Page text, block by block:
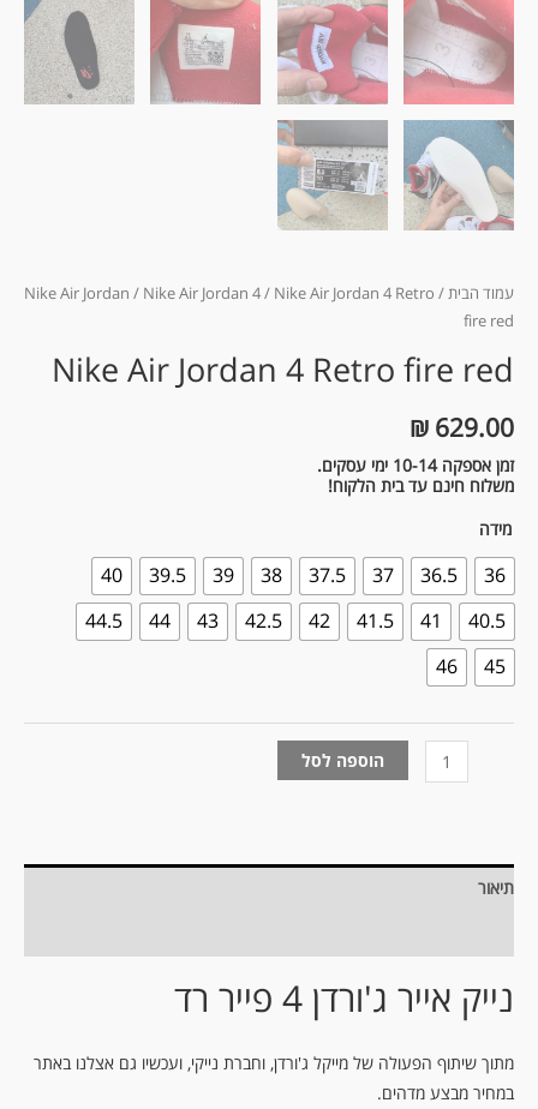
עמוד הבית/
Nike Air Jordan / Nike Air Jordan 4/ Nike Air Jordan 4 Retro
fire red
Nike Air Jordan 4 Retro fire red
₪ 629.00
זמן אספקה 10-14 ימי עסקים.
משלוח חינם עד בית הלקוח!
מידה
36
36.5
37
37.5
38
39
39.5
40
40.5
41
41.5
42
42.5
43
44
44.5
45
46
הוספה לסל
תיאור
נייק אייר ג'ורדן 4 פייר רד
מתוך שיתוף הפעולה של מייקל ג'ורדן, וחברת נייקי, ועכשיו גם אצלנו באתר
במחיר מבצע מדהים.